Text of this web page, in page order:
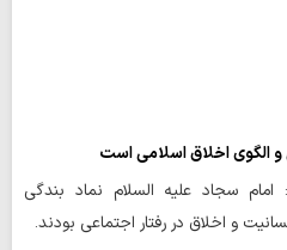
الگوی اخلاق اسلامی است
سجاد علیه السلام نماد بندگی
و اخلاق در رفتار اجتماعی بودند.